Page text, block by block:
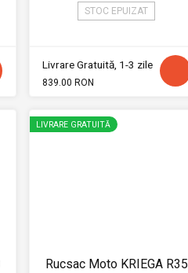
STOC EPUIZAT
Livrare Gratuită, 1-3 zile
839.00 RON
LIVRARE GRATUITĂ
Rucsac Moto KRIEGA R35